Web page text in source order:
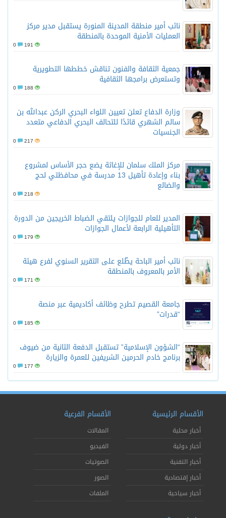
نائب أمير منطقة المدينة المنورة يستقبل مدير مركز
العمليات الأمنية الموحدة بالمنطقة
191
جمعية الثقافة والفنون تناقش خططها التطويرية
وتستعرض برامجها الثقافية
188
وزارة الدفاع تعلن تعيين اللواء البحري الركن عبدالله بن
سالم الشهري قائدًا للتحالف البحري الدفاعي متعدد
الجنسيات
217
مركز الملك سلمان للإغاثة يضع حجر الأساس لمشروع
بناء وإعادة تأهيل 13 مدرسة في محافظتي لحج
والضالع
218
المدير للعام للجوازات يلتقي الضباط الخريجين من الدورة
التأهيلية الرابعة لأعمال الجوازات
179
نائب أمير الباحة يطّلع على التقرير السنوي لفرع هيئة
الأمر بالمعروف بالمنطقة
171
جامعة القصيم تطرح وظائف أكاديمية عبر منصة
“قدرات”
185
“الشؤون الإسلامية” تستقبل الدفعة الثانية من ضيوف
برنامج خادم الحرمين الشريفين للعمرة والزيارة
177
الأقسام الرئيسية
أخبار محلية
أخبار دولية
أخبار التقنية
أخبار إقتصادية
أخبار سياحية
الأقسام الفرعية
المقالات
الفيديو
الصوتيات
الصور
الملفات